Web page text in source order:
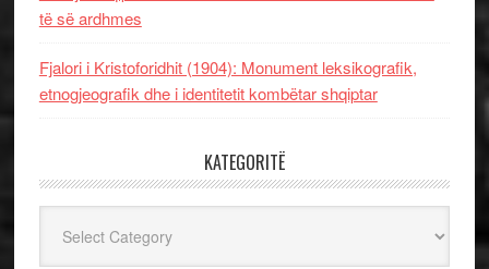
të së ardhmes
Fjalori i Kristoforidhit (1904): Monument leksikografik,
etnogjeografik dhe i identitetit kombëtar shqiptar
KATEGORITË